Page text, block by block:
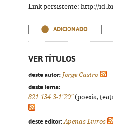
Link persistente: http://
ADICIONADO
VER TÍTULOS
deste autor: Jorge Castro
deste tema:
821.134.3-1"20"(poesia,
deste editor: Apenas Livros